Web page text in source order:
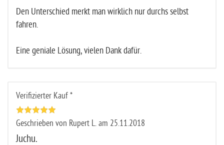
Den Unterschied merkt man wirklich nur durchs selbst
fahren.
Eine geniale Lösung, vielen Dank dafür.
Verifizierter Kauf *
Geschrieben von Rupert L. am 25.11.2018
Juchu.